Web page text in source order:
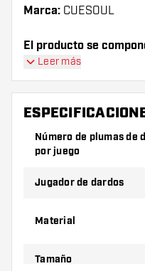
Marca: CUESOUL
El producto se
Leer más
Número de plumas de dardos
por juego
Jugador de dardos
Material
Tamaño